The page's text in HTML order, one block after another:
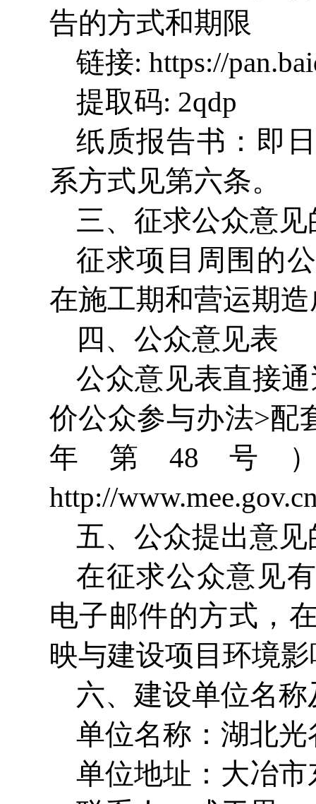
告的方式和期限
链接: https://
提取码: 2qdp
纸质报告书：即
系方式见第六条。
三、征求公众意
征求项目周围的
在施工期和营运期
四、公众意见表
公众意见表直接
价公众参与办法>配
年第48号
http://
五、公众提出意
在征求公众意见
电子邮件的方式，
映与建设项目环境
六、建设单位名
单位名称：湖北
单位地址：大冶